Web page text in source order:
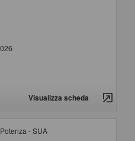
Visualizza scheda
- SUA